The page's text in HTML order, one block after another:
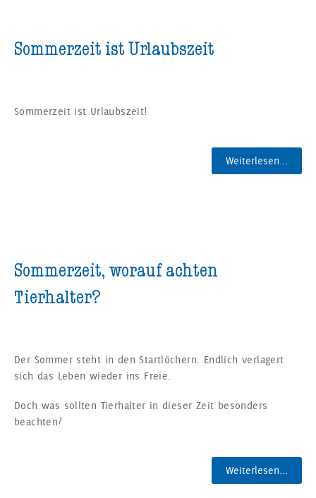
Sommerzeit ist Urlaubszeit
Sommerzeit ist Urlaubszeit!
Weiterlesen...
Sommerzeit, worauf achten
Tierhalter?
Der Sommer steht in den Startlöchern. Endlich verlagert
sich das Leben wieder ins Freie.
Doch was sollten Tierhalter in dieser Zeit besonders
beachten?
Weiterlesen...